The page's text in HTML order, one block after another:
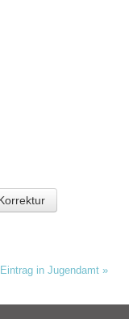
in Jugendamt »